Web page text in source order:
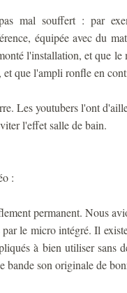
mal souffert : par
équipée avec du
l'installation, et que
et que l'ampli ronfle en
Les youtubers l'ont
l'effet salle de bain.
:
permanent. Nous
le micro intégré. Il
à bien utiliser sans
bande son originale de